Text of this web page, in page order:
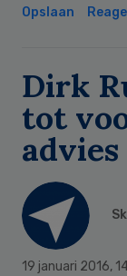
Opslaan
Dirk
tot
advies
19 januari 2016,